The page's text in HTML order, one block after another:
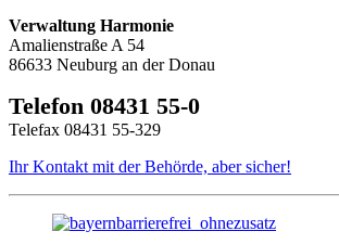
Verwaltung Harmonie
Amalienstraße A 54
86633 Neuburg an der Donau
Telefon 08431 55-0
Telefax 08431 55-329
Ihr Kontakt mit der Behörde, aber sicher!